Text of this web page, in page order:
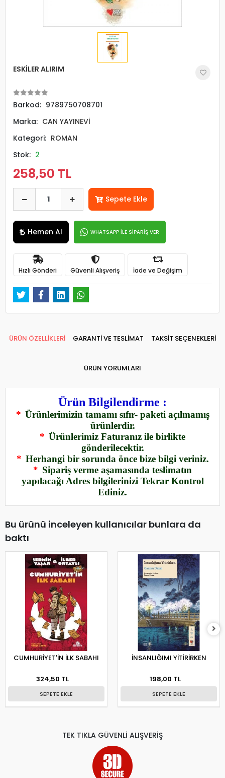
ESKİLER ALIRIM
Barkod: 9789750708701
Marka: CAN YAYINEVİ
Kategori: ROMAN
Stok: 2
258,50 TL
Sepete Ekle
Hemen Al WHATSAPP İLE SİPARİŞ VER
Hızlı Gönderi Güvenli Alışveriş İade ve Değişim
ÜRÜN ÖZELLİKLERİ GARANTİ VE TESLİMAT TAKSİT SEÇENEKLERİ
ÜRÜN YORUMLARI
Ürün Bilgilendirme :
* Ürünlerimizin tamamı sıfır- paketi açılmamış
ürünlerdir.
* Ürünlerimiz Faturanız ile birlikte
gönderilecektir.
* Herhangi bir sorunda önce bize bilgi veriniz.
* Sipariş verme aşamasında teslimatın
yapılacağı Adres bilgilerinizi Tekrar Kontrol
Ediniz.
Bu ürünü inceleyen kullanıcılar bunlara da
baktı
CUMHURİYET'İN İLK SABAHI
324,50 TL
SEPETE EKLE
İNSANLIĞIMI YİTİRİRKEN
198,00 TL
SEPETE EKLE
TEK TIKLA GÜVENLİ ALIŞVERİŞ